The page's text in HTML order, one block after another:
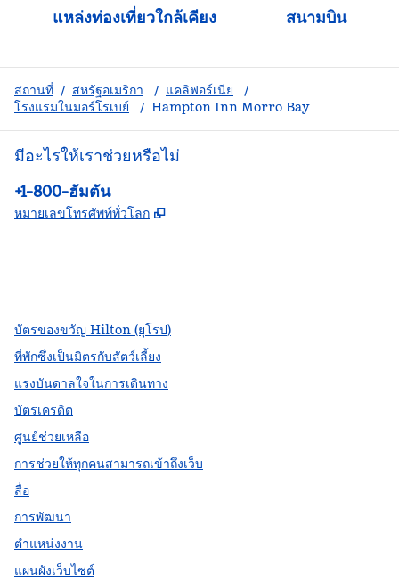
แหล่งท่องเที่ยวใกล้เคียง สนามบิน
สถานที่ / สหรัฐอเมริกา / แคลิฟอร์เนีย
/
โรงแรมในมอร์โรเบย์
/ Hampton Inn Morro Bay
มีอะไรให้เราช่วยหรือไม่
โทรศัพท์:
+1-800-ฮัมตัน
หมายเลขโทรศัพท์ทั่วโลก ,
บัตรของขวัญ Hilton (ยุโรป)
ที่พักซึ่งเป็นมิตรกับสัตว์เลี้ยง
แรงบันดาลใจในการเดินทาง
บัตรเครดิต
ศูนย์ช่วยเหลือ
การช่วยให้ทุกคนสามารถเข้าถึงเว็บ
สื่อ
การพัฒนา
ตำแหน่งงาน
แผนผังเว็บไซต์